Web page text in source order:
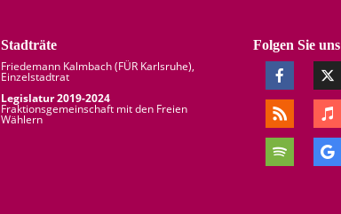
Stadträte
Friedemann Kalmbach (FÜR Karlsruhe),
Einzelstadtrat
Legislatur 2019-2024
Fraktionsgemeinschaft mit den Freien
Wählern
Folgen Sie uns